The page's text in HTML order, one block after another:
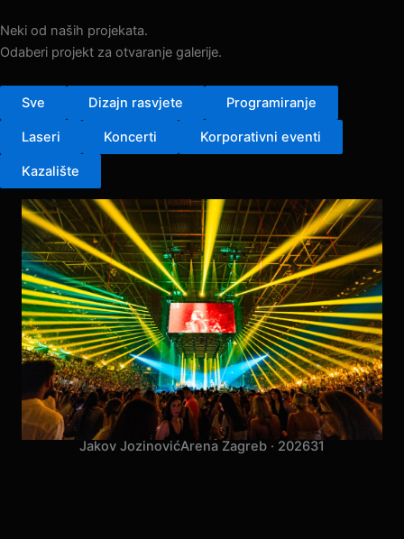
Neki od naših projekata.
Odaberi projekt za otvaranje galerije.
Sve Dizajn rasvjete Programiranje
Laseri Koncerti Korporativni eventi
Kazalište
Jakov JozinovićArena Zagreb · 202631